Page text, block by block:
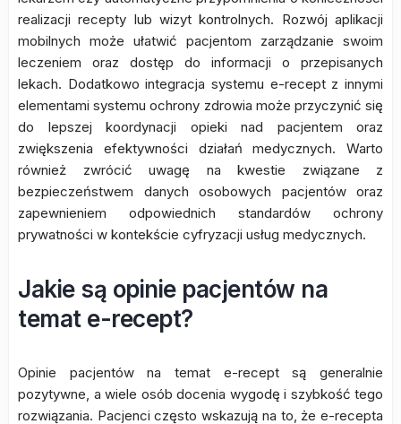
realizacji recepty lub wizyt kontrolnych. Rozwój aplikacji
mobilnych może ułatwić pacjentom zarządzanie swoim
leczeniem oraz dostęp do informacji o przepisanych
lekach. Dodatkowo integracja systemu e-recept z innymi
elementami systemu ochrony zdrowia może przyczynić się
do lepszej koordynacji opieki nad pacjentem oraz
zwiększenia efektywności działań medycznych. Warto
również zwrócić uwagę na kwestie związane z
bezpieczeństwem danych osobowych pacjentów oraz
zapewnieniem odpowiednich standardów ochrony
prywatności w kontekście cyfryzacji usług medycznych.
Jakie są opinie pacjentów na
temat e-recept?
Opinie pacjentów na temat e-recept są generalnie
pozytywne, a wiele osób docenia wygodę i szybkość tego
rozwiązania. Pacjenci często wskazują na to, że e-recepta